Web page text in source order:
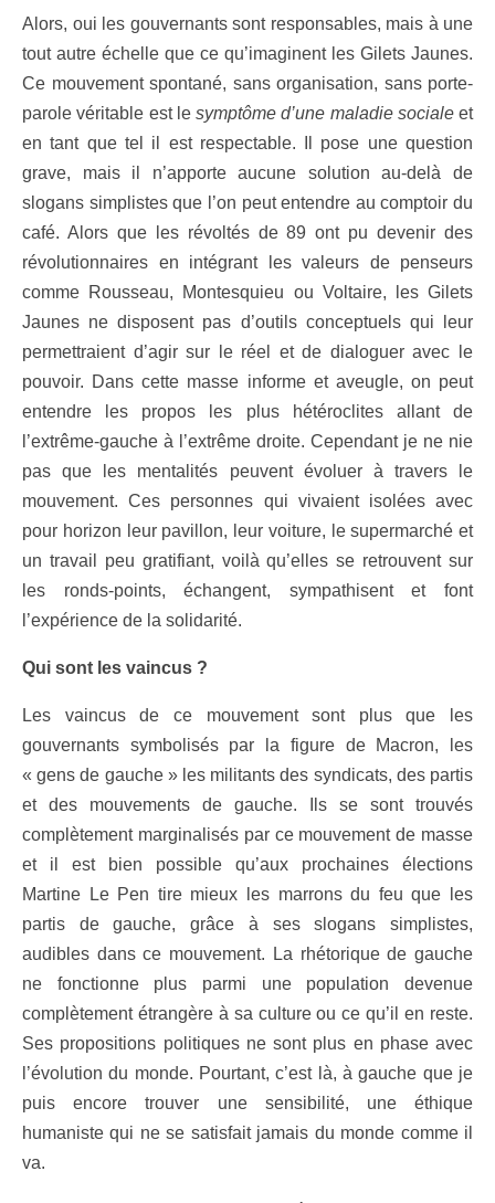
Alors, oui les gouvernants sont responsables, mais à une
tout autre échelle que ce qu’imaginent les Gilets Jaunes.
Ce mouvement spontané, sans organisation, sans porte-
parole véritable est le symptôme d’une maladie socialeet
en tant que tel il est respectable. Il pose une question
grave, mais il n’apporte aucune solution au-delà de
slogans simplistes que l’on peut entendre au comptoir du
café. Alors que les révoltés de 89 ont pu devenir des
révolutionnaires en intégrant les valeurs de penseurs
comme Rousseau, Montesquieu ou Voltaire, les Gilets
Jaunes ne disposent pas d’outils conceptuels qui leur
permettraient d’agir sur le réel et de dialoguer avec le
pouvoir. Dans cette masse informe et aveugle, on peut
entendre les propos les plus hétéroclites allant de
l’extrême-gauche à l’extrême droite. Cependant je ne nie
pas que les mentalités peuvent évoluer à travers le
mouvement. Ces personnes qui vivaient isolées avec
pour horizon leur pavillon, leur voiture, le supermarché et
un travail peu gratifiant, voilà qu’elles se retrouvent sur
les ronds-points, échangent, sympathisent et font
l’expérience de la solidarité.
Qui sont les vaincus ?
Les vaincus de ce mouvement sont plus que les
gouvernants symbolisés par la figure de Macron, les
« gens de gauche » les militants des syndicats, des partis
et des mouvements de gauche. Ils se sont trouvés
complètement marginalisés par ce mouvement de masse
et il est bien possible qu’aux prochaines élections
Martine Le Pen tire mieux les marrons du feu que les
partis de gauche, grâce à ses slogans simplistes,
audibles dans ce mouvement. La rhétorique de gauche
ne fonctionne plus parmi une population devenue
complètement étrangère à sa culture ou ce qu’il en reste.
Ses propositions politiques ne sont plus en phase avec
l’évolution du monde. Pourtant, c’est là, à gauche que je
puis encore trouver une sensibilité, une éthique
humaniste qui ne se satisfait jamais du monde comme il
va.